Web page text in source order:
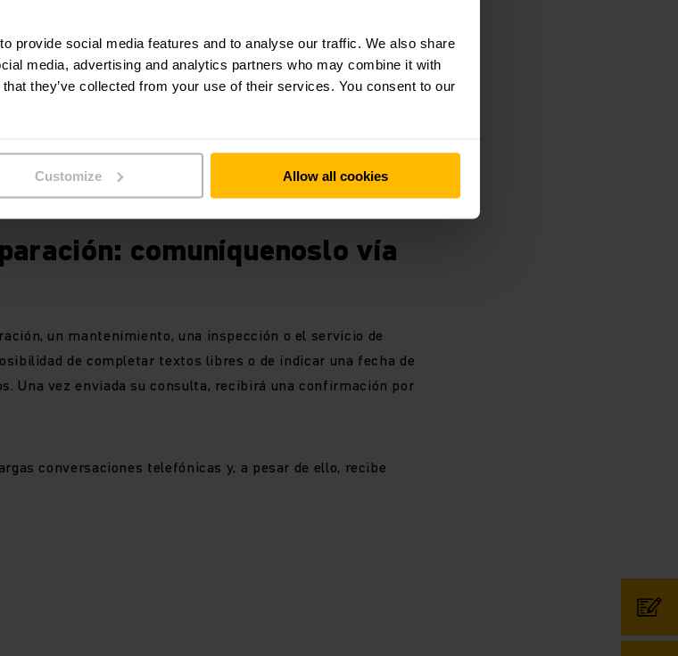
provide social media features and to analyse our traffic. We also share
media, advertising and analytics partners who may combine it with
they’ve collected from your use of their services. You consent to our
Customize Allow all cookies
comuníquenoslo vía
un mantenimiento, una inspección o el servicio de
de completar textos libres o de indicar una fecha de
Una vez enviada su consulta, recibirá una confirmación por
conversaciones telefónicas y, a pesar de ello, recibe